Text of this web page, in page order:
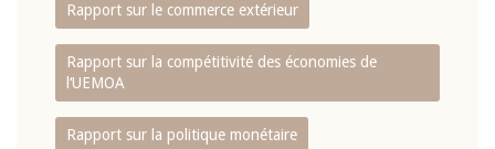
Rapport sur le commerce extérieur
Rapport sur la compétitivité des économies de
l‘UEMOA
Rapport sur la politique monétaire